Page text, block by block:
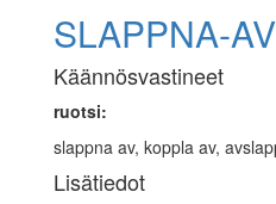
SLAPPNA-AV
Käännösvastineet
ruotsi:
slappna av, koppla av,
Lisätiedot